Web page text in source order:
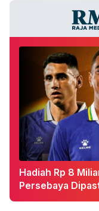
Hadiah Rp 8
Persebaya